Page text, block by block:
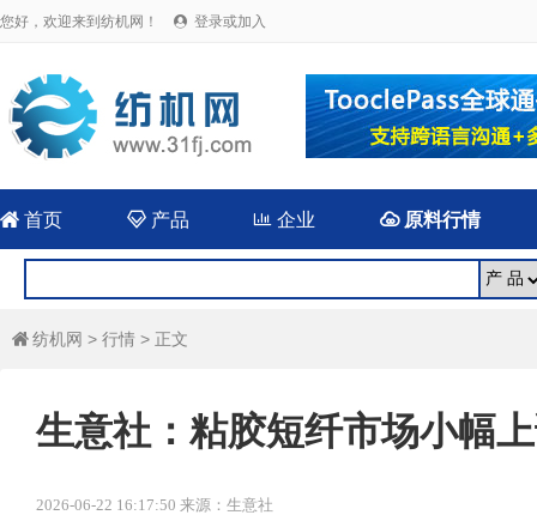
您好，欢迎来到纺机网！  登录或加入
 首页 产品  企业 原料行情
 纺机网 > 行情 > 正文
生意社：粘胶短纤市场小幅
2026-06-22 16:17:50 来源：生意社